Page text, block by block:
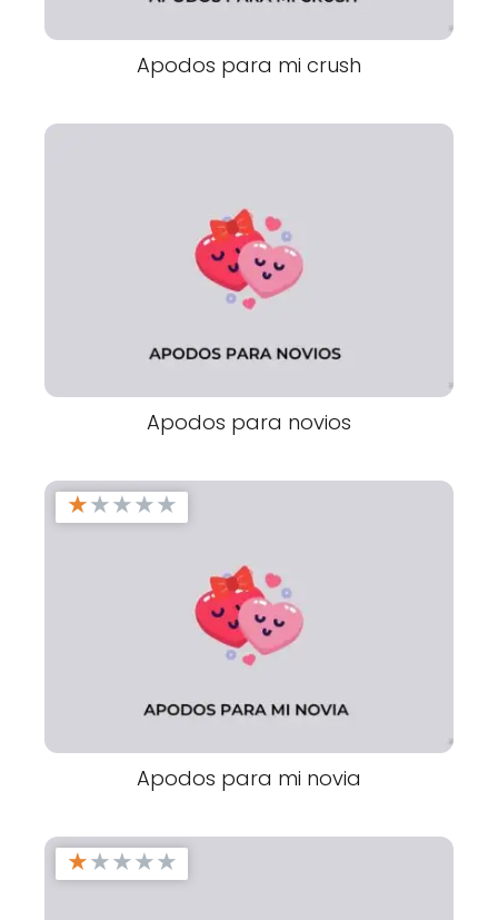
Apodos para mi crush
Apodos para novios
★★★★★
Apodos para mi novia
★★★★★